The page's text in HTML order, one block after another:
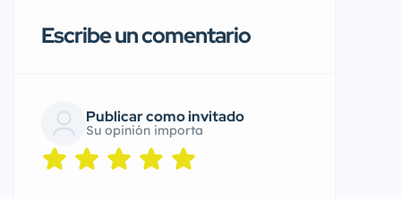
Escribe un comentario
Publicar como invitado
Su opinión importa